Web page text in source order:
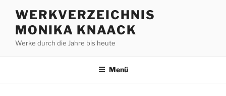
Inhalt
springen
WERKVERZEICHNIS
MONIKA KNAACK
Werke durch die Jahre bis heute
Menü